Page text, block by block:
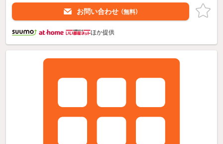
お問い合わせ （無料）
ほか提供